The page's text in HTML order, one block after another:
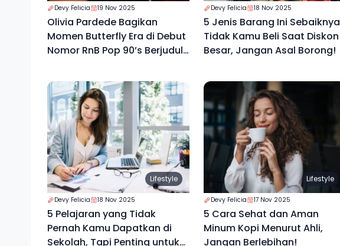
Devy Felicia 19 Nov 2025
Olivia Pardede Bagikan
Momen Butterfly Era di Debut
Nomor RnB Pop 90’s Berjudul
Devy Felicia 18 Nov 2025
5 Jenis Barang Ini Sebaiknya
Tidak Kamu Beli Saat Diskon
Besar, Jangan Asal Borong!
Lifestyle
Devy Felicia 18 Nov 2025
5 Pelajaran yang Tidak
Pernah Kamu Dapatkan di
Sekolah, Tapi Penting untuk
Lifestyle
Devy Felicia 17 Nov 2025
5 Cara Sehat dan Aman
Minum Kopi Menurut Ahli,
Jangan Berlebihan!